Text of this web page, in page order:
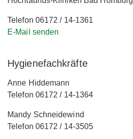
Telefon 06172 / 14-1361
E-Mail senden
Hygienefachkräfte
Anne Hiddemann
Telefon 06172 / 14-1364
Mandy Schneidewind
Telefon 06172 / 14-3505